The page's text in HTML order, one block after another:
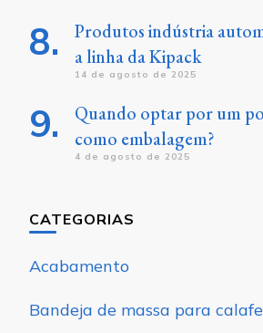
Produtos indústria
a linha da Kipack
14 de agosto de 2025
Quando optar por um
como embalagem?
4 de agosto de 2025
CATEGORIAS
Acabamento
Bandeja de massa para